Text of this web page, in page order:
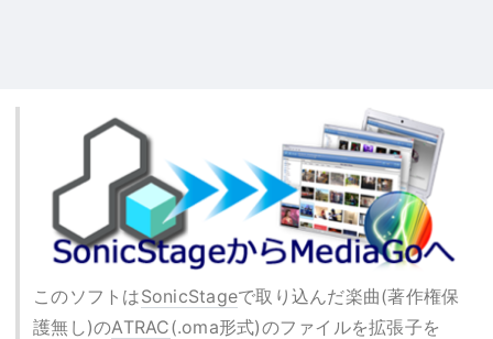
このソフトはSonicStageで取り込んだ楽曲(著作権保
護無し)のATRAC(.oma形式)のファイルを拡張子を